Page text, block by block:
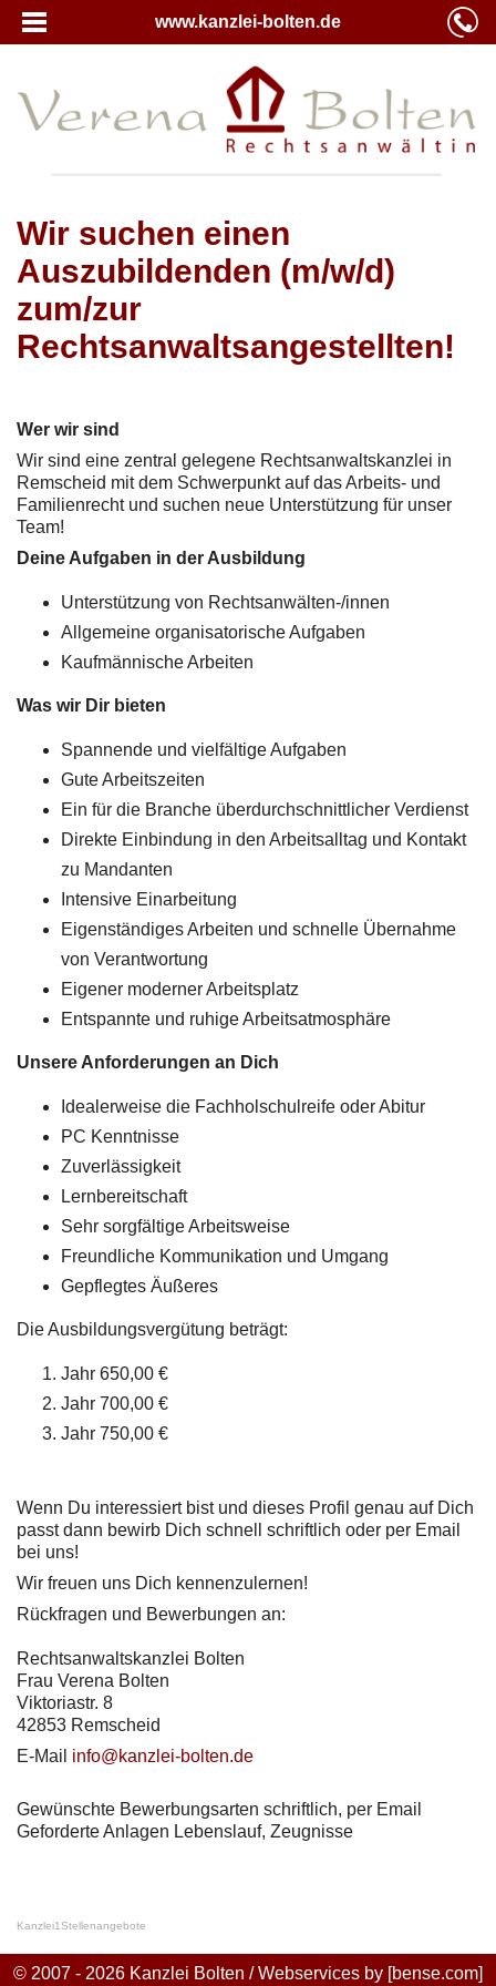
www.kanzlei-bolten.de
Wir suchen einen
Auszubildenden (m/w/d)
zum/zur
Rechtsanwaltsangestellten!
Wer wir sind
Wir sind eine zentral gelegene Rechtsanwaltskanzlei in
Remscheid mit dem Schwerpunkt auf das Arbeits- und
Familienrecht und suchen neue Unterstützung für unser
Team!
Deine Aufgaben in der Ausbildung
Unterstützung von Rechtsanwälten-/innen
Allgemeine organisatorische Aufgaben
Kaufmännische Arbeiten
Was wir Dir bieten
Spannende und vielfältige Aufgaben
Gute Arbeitszeiten
Ein für die Branche überdurchschnittlicher Verdienst
Direkte Einbindung in den Arbeitsalltag und Kontakt
zu Mandanten
Intensive Einarbeitung
Eigenständiges Arbeiten und schnelle Übernahme
von Verantwortung
Eigener moderner Arbeitsplatz
Entspannte und ruhige Arbeitsatmosphäre
Unsere Anforderungen an Dich
Idealerweise die Fachholschulreife oder Abitur
PC Kenntnisse
Zuverlässigkeit
Lernbereitschaft
Sehr sorgfältige Arbeitsweise
Freundliche Kommunikation und Umgang
Gepflegtes Äußeres
Die Ausbildungsvergütung beträgt:
Jahr 650,00 €
Jahr 700,00 €
Jahr 750,00 €
Wenn Du interessiert bist und dieses Profil genau auf Dich
passt dann bewirb Dich schnell schriftlich oder per Email
bei uns!
Wir freuen uns Dich kennenzulernen!
Rückfragen und Bewerbungen an:
Rechtsanwaltskanzlei Bolten
Frau Verena Bolten
Viktoriastr. 8
42853 Remscheid
E-Mail info@kanzlei-bolten.de
Gewünschte Bewerbungsarten schriftlich, per Email
Geforderte Anlagen Lebenslauf, Zeugnisse
Kanzlei1Stellenangebote
© 2007 - 2026 Kanzlei Bolten / Webservices by [bense.com]